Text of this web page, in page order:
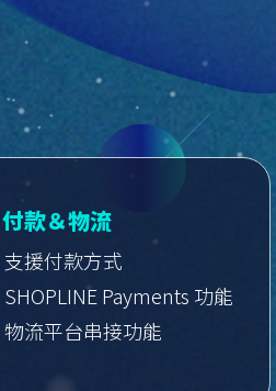
款＆物流
支援付款方式
SHOPLINE Payments 功能
物流平台串接功能